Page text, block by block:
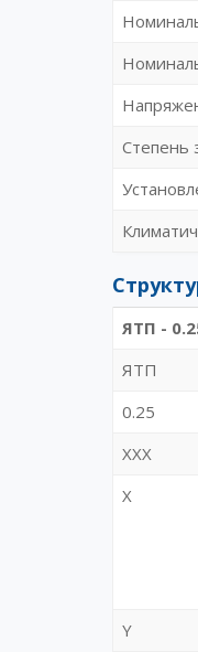
Степень
ЯТП -
ЯТП
0.25
XXX
Х
Y